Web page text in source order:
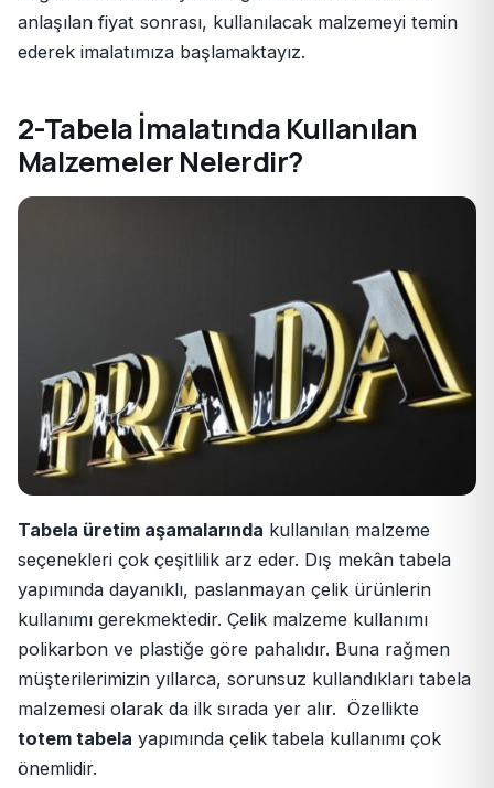
anlaşılan fiyat sonrası, kullanılacak malzemeyi temin
ederek imalatımıza başlamaktayız.
2-Tabela İmalatında Kullanılan
Malzemeler Nelerdir?
Tabela üretim aşamalarında kullanılan malzeme
seçenekleri çok çeşitlilik arz eder. Dış mekân tabela
yapımında dayanıklı, paslanmayan çelik ürünlerin
kullanımı gerekmektedir. Çelik malzeme kullanımı
polikarbon ve plastiğe göre pahalıdır. Buna rağmen
müşterilerimizin yıllarca, sorunsuz kullandıkları tabela
malzemesi olarak da ilk sırada yer alır. Özellikte
totem tabela yapımında çelik tabela kullanımı çok
önemlidir.